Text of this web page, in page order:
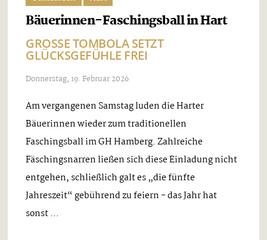
Bäuerinnen-Faschingsball in Hart
GROSSE TOMBOLA SETZT G
LÜCKSGEFÜHLE FREI
Donnerstag, 19. Februar 2026
Am vergangenen Samstag luden die Harter
Bäuerinnen wieder zum traditionellen
Faschingsball im GH Hamberg. Zahlreiche
Fäschingsnarren ließen sich diese Einladung nicht
entgehen, schließlich galt es „die fünfte
Jahreszeit“ gebührend zu feiern - das Jahr hat
sonst ...